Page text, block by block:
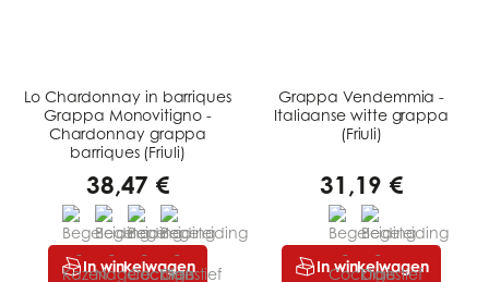
Lo Chardonnay in barriques
Grappa Monovitigno -
Chardonnay grappa
barriques (Friuli)
38,47 €
In winkelwagen
Grappa Vendemmia -
Italiaanse witte grappa
(Friuli)
31,19 €
In winkelwagen